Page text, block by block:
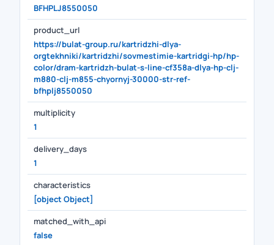
BFHPLJ8550050
product_url
https://bulat-group.ru/kartridzhi-dlya-
orgtekhniki/kartridzhi/sovmestimie-kartridgi-hp/hp-
color/dram-kartridzh-bulat-s-line-cf358a-dlya-hp-clj-
m880-clj-m855-chyornyj-30000-str-ref-
bfhplj8550050
multiplicity
1
delivery_days
1
characteristics
[object Object]
matched_with_api
false